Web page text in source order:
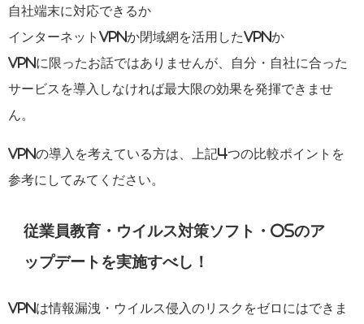
自社端末に対応できるか
インターネットVPNか閉域網を活用したVPNか
VPNに限ったお話ではありませんが、自分・自社に合った
サービスを導入しなければ最大限の効果を発揮できませ
ん。
VPNの導入を考えている方は、上記4つの比較ポイントを
参考にしてみてください。
従業員教育・ウイルス対策ソフト・OSのア
ップデートを実施すべし！
VPNは情報漏洩・ウイルス侵入のリスクをゼロにはできま